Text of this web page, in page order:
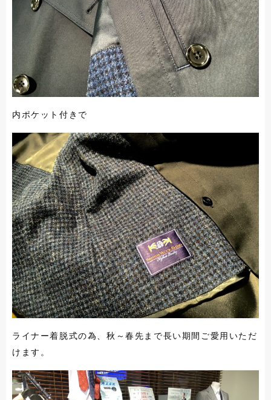
内ポケット付きで
ライナー着脱式の為、秋～春先まで長い期間ご愛用いただ
けます。